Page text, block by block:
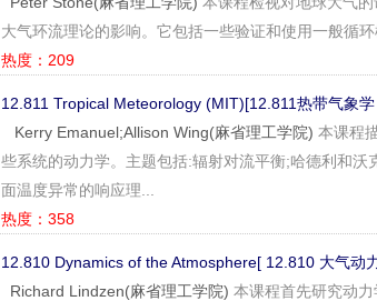
大气环流理论的影响。它包括一些验证和使用一般循环
热度：209
12.811 Tropical Meteorology (MIT)[12.811热带气象
Kerry Emanuel;Allison Wing(麻省理工学院) 本课程
些系统的动力学。主题包括:辐射对流平衡;哈德利和
面温度异常的响应理...
热度：358
12.810 Dynamics of the Atmosphere[ 12.810 大气动
Richard Lindzen(麻省理工学院) 本课程首先研究动